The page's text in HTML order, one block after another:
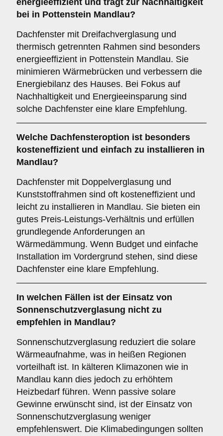
energieeffizient und trägt zur Nachhaltigkeit
bei in Pottenstein Mandlau?
Dachfenster mit Dreifachverglasung und
thermisch getrennten Rahmen sind besonders
energieeffizient in Pottenstein Mandlau. Sie
minimieren Wärmebrücken und verbessern die
Energiebilanz des Hauses. Bei Fokus auf
Nachhaltigkeit und Energieeinsparung sind
solche Dachfenster eine klare Empfehlung.
Welche Dachfensteroption ist besonders
kosteneffizient und einfach zu installieren in
Mandlau?
Dachfenster mit Doppelverglasung und
Kunststoffrahmen sind oft kosteneffizient und
leicht zu installieren in Mandlau. Sie bieten ein
gutes Preis-Leistungs-Verhältnis und erfüllen
grundlegende Anforderungen an
Wärmedämmung. Wenn Budget und einfache
Installation im Vordergrund stehen, sind diese
Dachfenster eine klare Empfehlung.
In welchen Fällen ist der Einsatz von
Sonnenschutzverglasung nicht zu
empfehlen in Mandlau?
Sonnenschutzverglasung reduziert die solare
Wärmeaufnahme, was in heißen Regionen
vorteilhaft ist. In kälteren Klimazonen wie in
Mandlau kann dies jedoch zu erhöhtem
Heizbedarf führen. Wenn passive solare
Gewinne erwünscht sind, ist der Einsatz von
Sonnenschutzverglasung weniger
empfehlenswert. Die Klimabedingungen sollten